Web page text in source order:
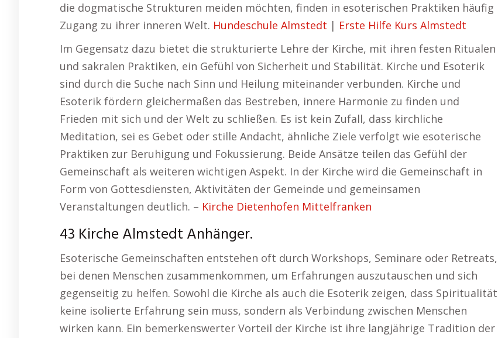
die dogmatische Strukturen meiden möchten, finden in esoterischen Praktiken häufig
Zugang zu ihrer inneren Welt. Hundeschule Almstedt | Erste Hilfe Kurs Almstedt
Im Gegensatz dazu bietet die strukturierte Lehre der Kirche, mit ihren festen Ritualen
und sakralen Praktiken, ein Gefühl von Sicherheit und Stabilität. Kirche und Esoterik
sind durch die Suche nach Sinn und Heilung miteinander verbunden. Kirche und
Esoterik fördern gleichermaßen das Bestreben, innere Harmonie zu finden und
Frieden mit sich und der Welt zu schließen. Es ist kein Zufall, dass kirchliche
Meditation, sei es Gebet oder stille Andacht, ähnliche Ziele verfolgt wie esoterische
Praktiken zur Beruhigung und Fokussierung. Beide Ansätze teilen das Gefühl der
Gemeinschaft als weiteren wichtigen Aspekt. In der Kirche wird die Gemeinschaft in
Form von Gottesdiensten, Aktivitäten der Gemeinde und gemeinsamen
Veranstaltungen deutlich. – Kirche Dietenhofen Mittelfranken
43 Kirche Almstedt Anhänger.
Esoterische Gemeinschaften entstehen oft durch Workshops, Seminare oder Retreats,
bei denen Menschen zusammenkommen, um Erfahrungen auszutauschen und sich
gegenseitig zu helfen. Sowohl die Kirche als auch die Esoterik zeigen, dass Spiritualität
keine isolierte Erfahrung sein muss, sondern als Verbindung zwischen Menschen
wirken kann. Ein bemerkenswerter Vorteil der Kirche ist ihre langjährige Tradition der